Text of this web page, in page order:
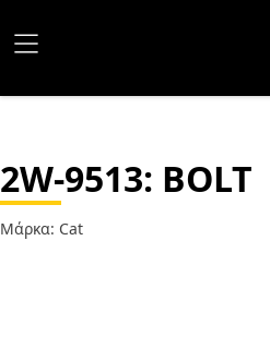
2W-9513: BOLT
Μάρκα: Cat